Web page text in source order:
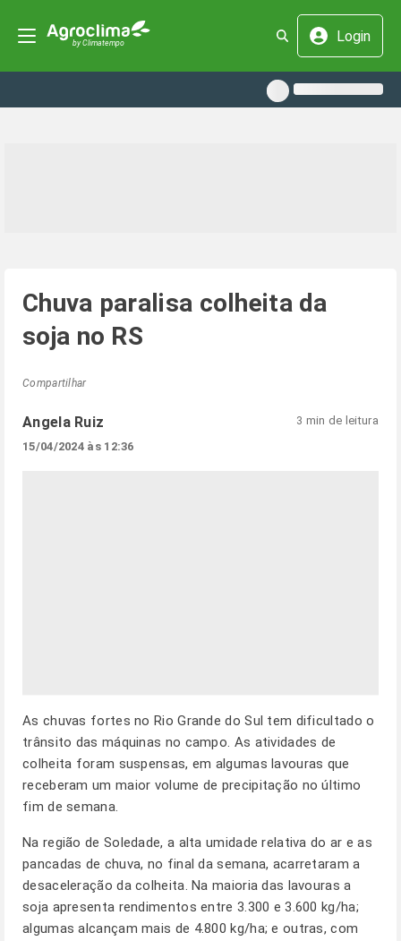
Login
Chuva paralisa colheita da
soja no RS
Compartilhar
Angela Ruiz
15/04/2024 às 12:36
3 min de leitura
As chuvas fortes no Rio Grande do Sul tem dificultado o
trânsito das máquinas no campo. As atividades de
colheita foram suspensas, em algumas lavouras que
receberam um maior volume de precipitação no último
fim de semana.
Na região de Soledade, a alta umidade relativa do ar e as
pancadas de chuva, no final da semana, acarretaram a
desaceleração da colheita. Na maioria das lavouras a
soja apresenta rendimentos entre 3.300 e 3.600 kg/ha;
algumas alcançam mais de 4.800 kg/ha; e outras, com